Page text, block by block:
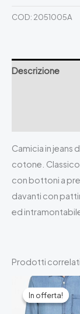
LEGGERO
DA
COD: 2051005A
Descrizione
Camicia in jeans
cotone.
con bottoni a
davanti con
ed
Prodotti correlati
In offerta!
In offerta!